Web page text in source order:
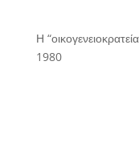
Η
1980